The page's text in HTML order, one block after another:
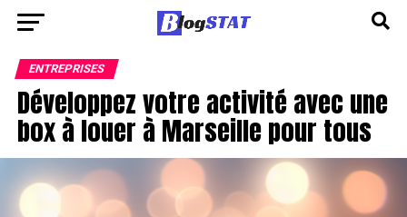
ENTREPRISES
Développez votre activité avec une
box à louer à Marseille pour tous